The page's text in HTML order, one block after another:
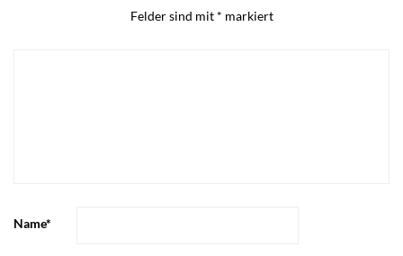
Felder sind mit * markiert
Name*